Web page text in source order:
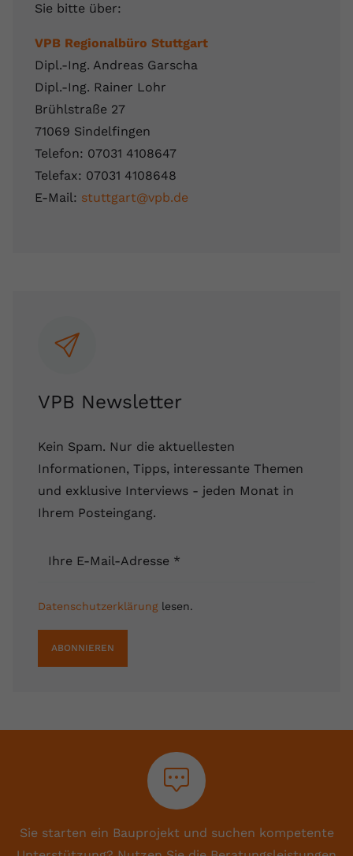
Sie bitte über:
VPB Regionalbüro Stuttgart
Dipl.-Ing. Andreas Garscha
Dipl.-Ing. Rainer Lohr
Brühlstraße 27
71069 Sindelfingen
Telefon: 07031 4108647
Telefax: 07031 4108648
E-Mail: stuttgart@vpb.de
VPB Newsletter
Kein Spam. Nur die aktuellesten
Informationen, Tipps, interessante Themen
und exklusive Interviews - jeden Monat in
Ihrem Posteingang.
Ihre E-Mail-Adresse *
Datenschutzerklärunglesen.
ABONNIEREN
Sie starten ein Bauprojekt und suchen kompetente